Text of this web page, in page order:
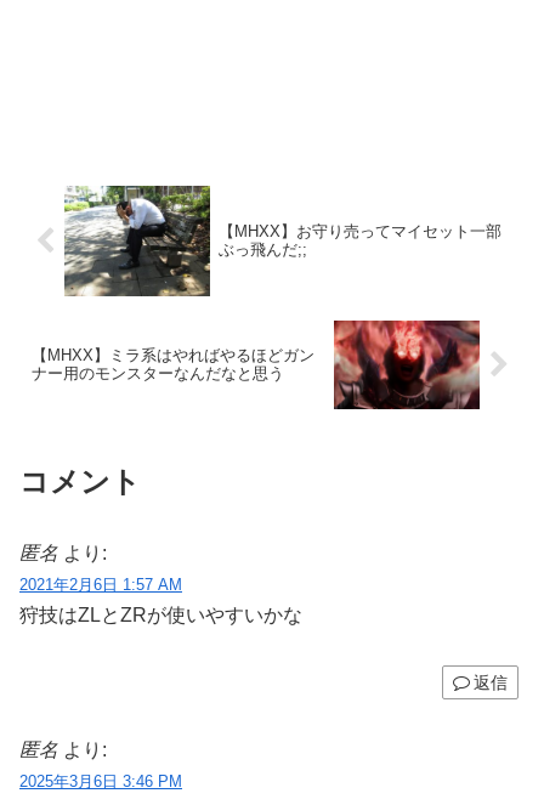
【MHXX】お守り売ってマイセット一部
ぶっ飛んだ;;
【MHXX】ミラ系はやればやるほどガン
ナー用のモンスターなんだなと思う
コメント
匿名 より:
2021年2月6日 1:57 AM
狩技はZLとZRが使いやすいかな
返信
匿名 より:
2025年3月6日 3:46 PM